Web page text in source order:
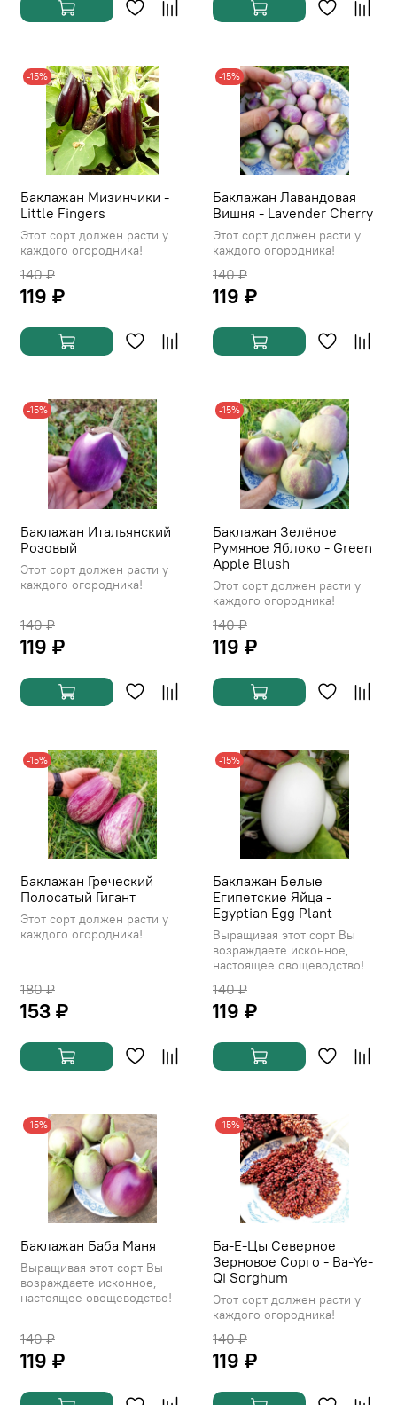
-15%
Баклажан Мизинчики -
Little Fingers
Этот сорт должен расти у
каждого огородника!
140 ₽
119 ₽
-15%
Баклажан Лавандовая
Вишня - Lavender Cherry
Этот сорт должен расти у
каждого огородника!
140 ₽
119 ₽
-15%
Баклажан Итальянский
Розовый
Этот сорт должен расти у
каждого огородника!
140 ₽
119 ₽
-15%
Баклажан Зелёное
Румяное Яблоко - Green
Apple Blush
Этот сорт должен расти у
каждого огородника!
140 ₽
119 ₽
-15%
Баклажан Греческий
Полосатый Гигант
Этот сорт должен расти у
каждого огородника!
180 ₽
153 ₽
-15%
Баклажан Белые
Египетские Яйца -
Egyptian Egg Plant
Выращивая этот сорт Вы
возраждаете исконное,
настоящее овощеводство!
140 ₽
119 ₽
-15%
Баклажан Баба Маня
Выращивая этот сорт Вы
возраждаете исконное,
настоящее овощеводство!
140 ₽
119 ₽
-15%
Ба-Е-Цы Северное
Зерновое Сорго - Ba-Ye-
Qi Sorghum
Этот сорт должен расти у
каждого огородника!
140 ₽
119 ₽